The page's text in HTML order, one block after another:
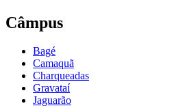
Câmpus
Bagé
Camaquã
Charqueadas
Gravataí
Jaguarão